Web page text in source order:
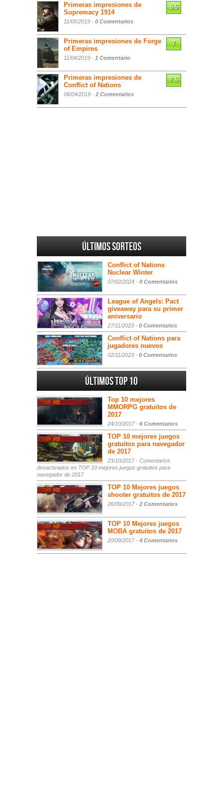
Primeras impresiones de
Supremacy 1914
11/05/2019 - 0 Comentarios
6.5
Primeras impresiones de Forge
of Empires
11/04/2019 - 1 Comentario
7
Primeras impresiones de
Conflict of Nations
06/04/2019 - 2 Comentarios
7.5
Últimos sorteos
Conflict of Nations
Nuclear Winter
07/02/2024 - 0 Comentarios
League of Angels: Pact
giveaway para su primer
aniversario
27/11/2023 - 0 Comentarios
Conflict of Nations para
jugadores nuevos
02/11/2023 - 0 Comentarios
Últimos Top 10
Top 10 mejores
MMORPG gratuitos de
2017
24/10/2017 - 6 Comentarios
TOP 10 mejores juegos
gratuitos para navegador
de 2017
23/10/2017 - Comentarios
desactivados en TOP 10 mejores juegos gratuitos para
navegador de 2017
TOP 10 Mejores juegos
shooter gratuitos de 2017
26/09/2017 - 2 Comentarios
TOP 10 Mejores juegos
MOBA gratuitos de 2017
20/09/2017 - 4 Comentarios